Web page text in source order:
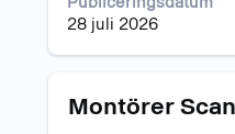
28 juli 2026
Titel
Montörer
Klicka